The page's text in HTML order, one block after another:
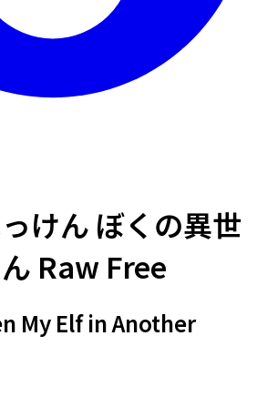
けん ぼくの異世
Raw Free
My Elf in Another